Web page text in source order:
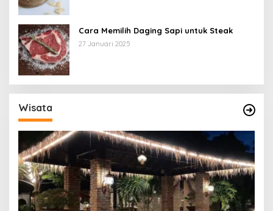
Cara Memilih Daging Sapi untuk Steak
27 Januari 2025
Wisata